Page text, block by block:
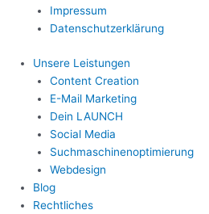
Impressum
Datenschutzerklärung
Unsere Leistungen
Content Creation
E-Mail Marketing
Dein LAUNCH
Social Media
Suchmaschinenoptimierung
Webdesign
Blog
Rechtliches